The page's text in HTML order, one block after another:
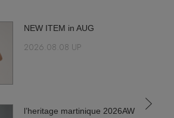
イリーに活躍
光・軽量傘
いて
NEW ITEM in AUG
2026.08.08 UP
l’heritage martinique 2026AW